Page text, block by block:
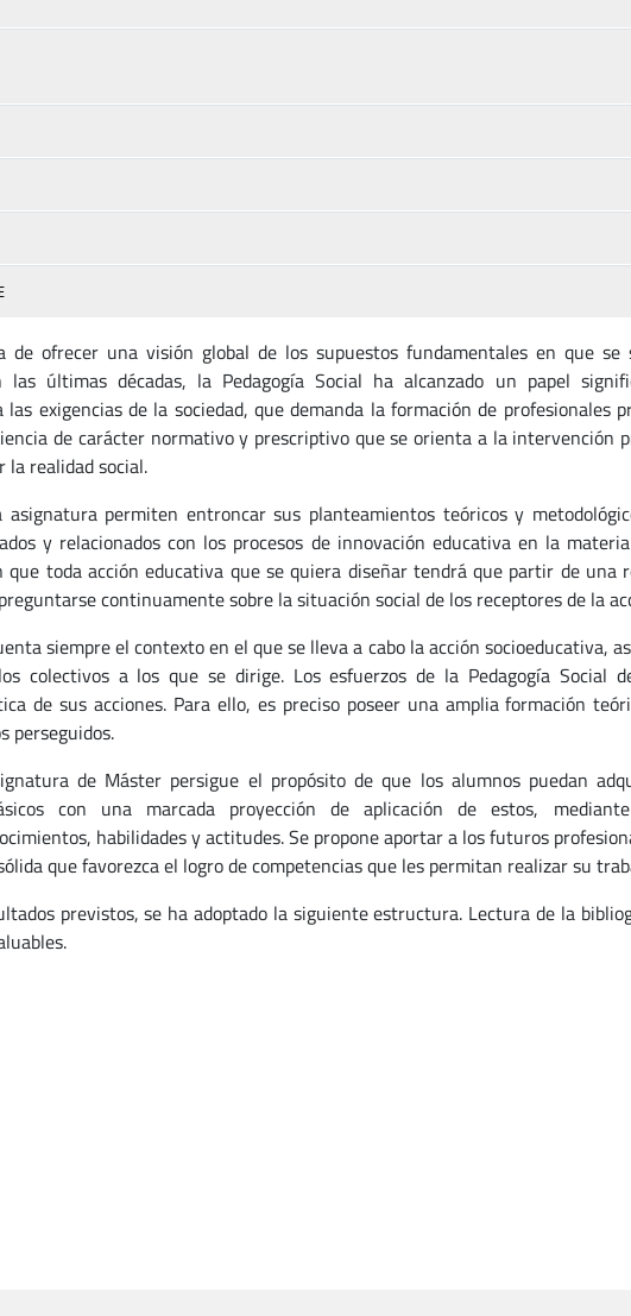
de ofrecer una visión global de los supuestos fundamentales en que
las últimas décadas, la Pedagogía Social ha alcanzado un papel
exigencias de la sociedad, que demanda la formación de profesionales
de carácter normativo y prescriptivo que se orienta a la intervención
realidad social.
asignatura permiten entroncar sus planteamientos teóricos y
y relacionados con los procesos de innovación educativa en la
que toda acción educativa que se quiera diseñar tendrá que partir de una
continuamente sobre la situación social de los receptores de la
siempre el contexto en el que se lleva a cabo la acción socioeducativa,
colectivos a los que se dirige. Los esfuerzos de la Pedagogía Social
de sus acciones. Para ello, es preciso poseer una amplia formación
perseguidos.
de Máster persigue el propósito de que los alumnos puedan
con una marcada proyección de aplicación de estos,
habilidades y actitudes. Se propone aportar a los futuros
que favorezca el logro de competencias que les permitan realizar su
previstos, se ha adoptado la siguiente estructura. Lectura de la